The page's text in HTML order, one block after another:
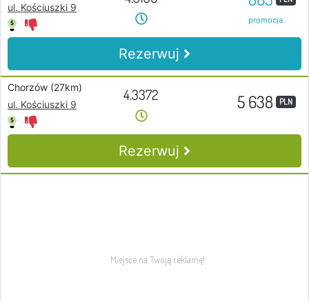
ul. Kościuszki 9
promocja
Rezerwuj
Chorzów (27km)
ul. Kościuszki 9
4.3372 5 638 PLN
Rezerwuj